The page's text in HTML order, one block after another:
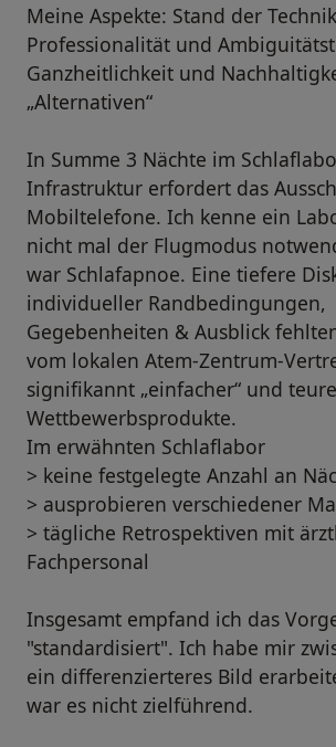
Meine Aspekte: Stand der
Professionalität und
Ganzheitlichkeit und
„Alternativen“
In Summe 3 Nächte im
Infrastruktur erfordert das
Mobiltelefone. Ich kenne ein
nicht mal der Flugmodus
war Schlafapnoe. Eine tiefere
individueller Randbedingungen,
Gegebenheiten & Ausblick
vom lokalen Atem-Zentrum-
signifikannt „einfacher“ und
Wettbewerbsprodukte.
Im erwähnten Schlaflabor
> keine festgelegte Anzahl an
> ausprobieren verschiedener
> tägliche Retrospektiven mit
Fachpersonal
Insgesamt empfand ich das
"standardisiert". Ich habe mir
ein differenzierteres Bild
war es nicht zielführend.